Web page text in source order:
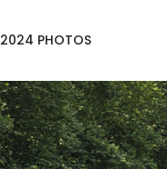
2024 PHOTOS